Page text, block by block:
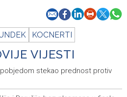
KOCNERTI
VIJESTI
stekao prednost protiv